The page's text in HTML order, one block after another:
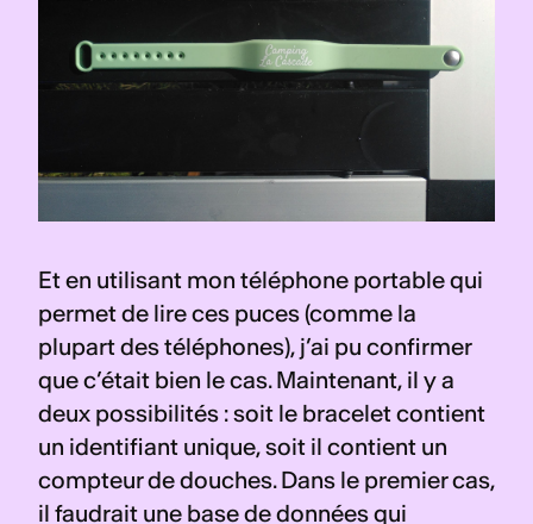
Et en utilisant mon téléphone portable qui
permet de lire ces puces (comme la
plupart des téléphones), j’ai pu confirmer
que c’était bien le cas. Maintenant, il y a
deux possibilités : soit le bracelet contient
un identifiant unique, soit il contient un
compteur de douches. Dans le premier cas,
il faudrait une base de données qui